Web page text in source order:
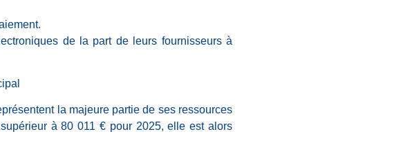
de la part de leurs fournisseurs à
la majeure partie de ses ressources
à 80 011 € pour 2025, elle est alors